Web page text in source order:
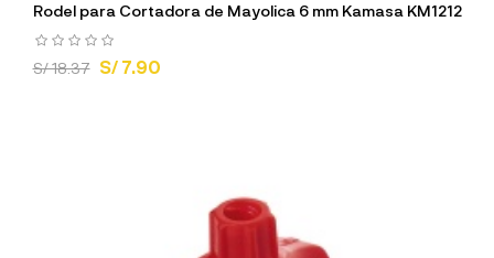
Rodel para Cortadora de Mayolica 6 mm Kamasa KM1212
S/ 18.37 S/ 7.90